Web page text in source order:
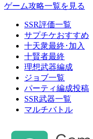
ゲーム攻略一覧を見る
SSR評価一覧
サプチケおすすめ
十天衆最終･加入
十賢者最終
理想武器編成
ジョブ一覧
パーティ編成投稿
SSR武器一覧
マルチバトル